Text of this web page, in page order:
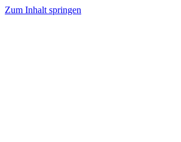
Zum Inhalt springen